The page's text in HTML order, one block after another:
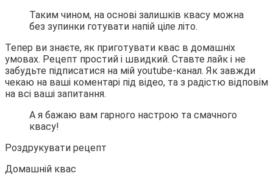
Таким чином, на основі залишків квасу можна
без зупинки готувати напій ціле літо.
Тепер ви знаєте, як приготувати квас в домашніх
умовах. Рецепт простий і швидкий. Ставте лайк і не
забудьте підписатися на мій youtube-канал. Як завжди
чекаю на ваші коментарі під відео, та з радістю відповім
на всі ваші запитання.
А я бажаю вам гарного настрою та смачного
квасу!
Роздрукувати рецепт
Домашній квас